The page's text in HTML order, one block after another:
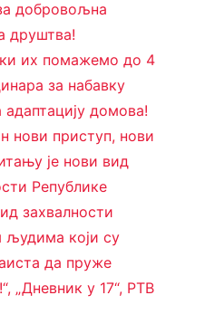
добровољна
друштва!
их помажемо до 4
за набавку
домова!
нови приступ, нови
је нови вид
Републике
захвалности
људима који су
да пруже
„Дневник у 17“, РТВ